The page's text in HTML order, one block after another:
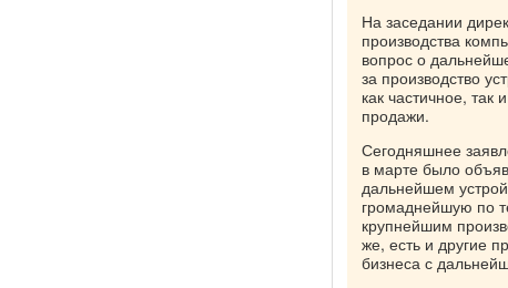
На заседании
производства
вопрос о
за производство
как частичное,
продажи.
Сегодняшнее
в марте было
дальнейшем
громаднейшую по
крупнейшим
же, есть и другие
бизнеса с